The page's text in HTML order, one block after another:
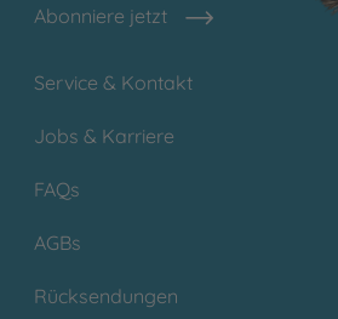
Abonniere jetzt
Service & Kontakt
Jobs & Karriere
FAQs
AGBs
Rücksendungen